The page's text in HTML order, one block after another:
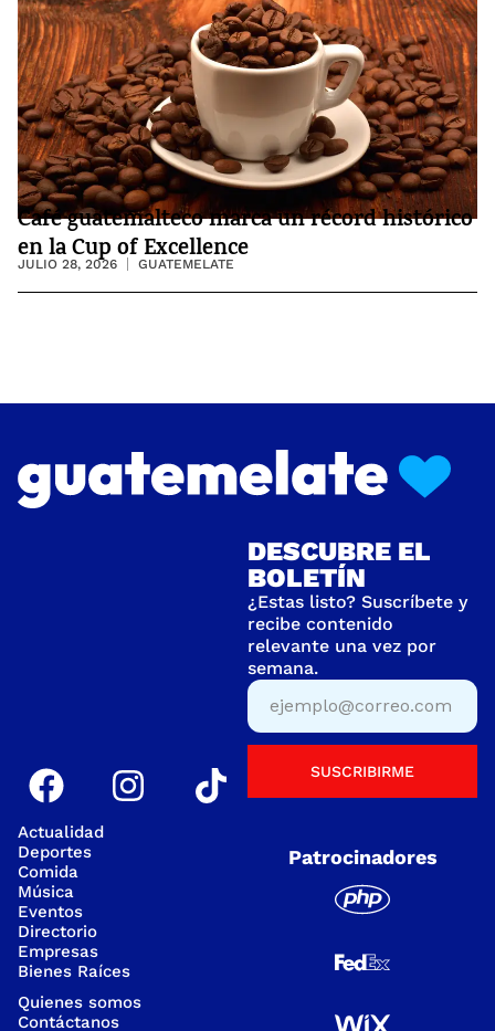
Café guatemalteco marca un récord histórico
en la Cup of Excellence
JULIO 28, 2026 GUATEMELATE
Actualidad
Deportes
Comida
Música
Eventos
Directorio
Empresas
Bienes Raíces
Quienes somos
Contáctanos
DESCUBRE EL
BOLETÍN
¿Estas listo? Suscríbete y
recibe contenido
relevante una vez por
semana.
SUSCRIBIRME
Patrocinadores